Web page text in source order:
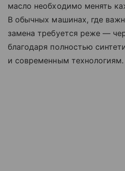
масло необходимо менять
В обычных машинах, где
замена требуется реже —
благодаря полностью
и современным технологиям.